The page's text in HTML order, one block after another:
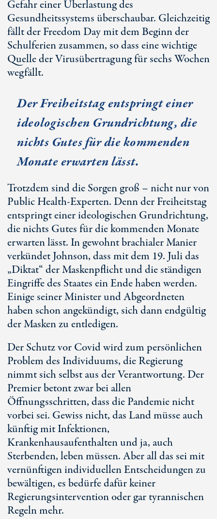
Gefahr einer Überlastung des
Gesundheitssystems überschaubar. Gleichzeitig
fällt der Freedom Day mit dem Beginn der
Schulferien zusammen, so dass eine wichtige
Quelle der Virusübertragung für sechs Wochen
wegfällt.
Der Freiheitstag entspringt einer
ideologischen Grundrichtung, die
nichts Gutes für die kommenden
Monate erwarten lässt.
Trotzdem sind die Sorgen groß – nicht nur von
Public Health-Experten. Denn der Freiheitstag
entspringt einer ideologischen Grundrichtung,
die nichts Gutes für die kommenden Monate
erwarten lässt. In gewohnt brachialer Manier
verkündet Johnson, dass mit dem 19. Juli das
„Diktat“ der Maskenpflicht und die ständigen
Eingriffe des Staates ein Ende haben werden.
Einige seiner Minister und Abgeordneten
haben schon angekündigt, sich dann endgültig
der Masken zu entledigen.
Der Schutz vor Covid wird zum persönlichen
Problem des Individuums, die Regierung
nimmt sich selbst aus der Verantwortung. Der
Premier betont zwar bei allen
Öffnungsschritten, dass die Pandemie nicht
vorbei sei. Gewiss nicht, das Land müsse auch
künftig mit Infektionen,
Krankenhausaufenthalten und ja, auch
Sterbenden, leben müssen. Aber all das sei mit
vernünftigen individuellen Entscheidungen zu
bewältigen, es bedürfe dafür keiner
Regierungsintervention oder gar tyrannischen
Regeln mehr.